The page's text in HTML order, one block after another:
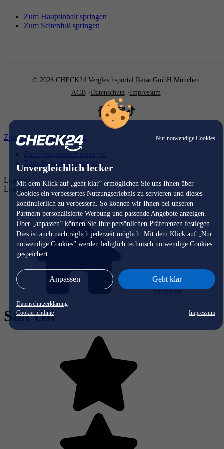
Nur notwendige Cookies
Unvergleichlich lecker
Mit dem Klick auf „geht klar” ermöglichen Sie uns Ihnen über
Cookies ein verbessertes Nutzungserlebnis zu servieren und dieses
kontinuierlich zu verbessern. So können wir Ihnen bei unseren
Partnern personalisierte Werbung und passende Angebote anzeigen.
Über „anpassen” können Sie Ihre persönlichen Präferenzen festlegen.
Dies ist auch nachträglich jederzeit möglich. Mit dem Klick auf „Nur
notwendige Cookies” werden lediglich technisch notwendige Cookies
gespeichert.
Anpassen Geht klar
Datenschutzerklärung
Cookierichtlinie
Impressum
Zum Hauptinhalt springen
Zum Seitenfuß springen
© 2026 CHECK24 Vergleichsportal Reise GmbH München
AGB
Datenschutz Impressum
Zum Hauptinhalt springen
Zum Hauptinhalt springen
Zum Seitenfuß springen
Loading...
Loading...
Startseite
San Gil